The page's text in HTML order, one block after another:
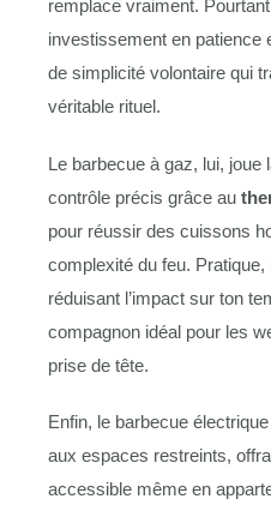
remplace vraiment.
investissement en patience
de simplicité volontaire qui
véritable rituel.
Le barbecue à gaz, lui, joue
contrôle précis grâce au
pour réussir des cuissons
complexité du feu.
réduisant l’impact sur ton
compagnon idéal pour les
prise de tête.
Enfin, le barbecue
aux espaces restreints,
accessible même en